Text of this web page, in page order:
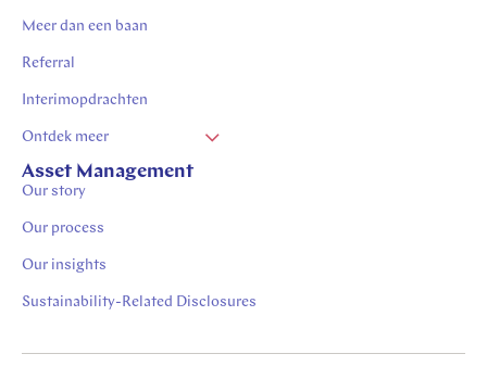
Meer dan een baan
Referral
Interimopdrachten
Ontdek meer
Vacatures Zuid Limburg
Stages in Zuid-Limburg
Vacatures Heerlen
Asset Management
Our story
Our process
Our insights
Sustainability-Related Disclosures